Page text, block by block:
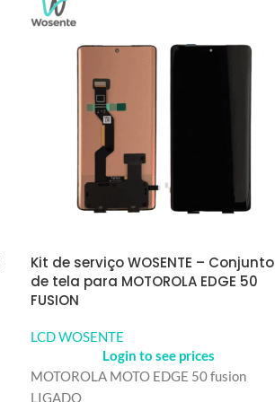
Kit de serviço WOSENTE – Conjunto
de tela para MOTOROLA EDGE 50
FUSION
LCD WOSENTE
Login to see prices
MOTOROLA MOTO EDGE 50 fusion
LIGADO